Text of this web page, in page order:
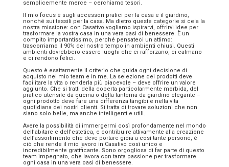
semplicemente merce – cerchiamo tesori.
Il mio focus è sugli accessori pratici per la casa e il giardino,
nonché sui tessili per la casa. Ma dietro queste categorie si cela la
nostra missione: con Casativo vogliamo ispirarvi, offrirvi idee per
trasformare la vostra casa in una vera oasi di benessere. È un
compito importantissimo, perché pensateci un attimo:
trascorriamo il 90% del nostro tempo in ambienti chiusi. Questi
ambienti dovrebbero essere luoghi che ci rafforzano, ci calmano
e ci rendono felici.
Questo è esattamente il criterio che guida ogni decisione di
acquisto nel mio team e in me. La selezione dei prodotti deve
facilitare la vita o renderla più piacevole – deve offrire un valore
aggiunto. Che si tratti della coperta particolarmente morbida, del
pratico utensile da cucina o della lanterna da giardino elegante –
ogni prodotto deve fare una differenza tangibile nella vita
quotidiana dei nostri clienti. Si tratta di trovare soluzioni che non
siano solo belle, ma anche intelligenti e utili.
Avere la possibilità di immergermi così profondamente nel mondo
dell’abitare e dell’estetica, e contribuire attivamente alla creazione
dell’assortimento che deve portare gioia a così tante persone, è
ciò che rende il mio lavoro in Casativo così unico e
incredibilmente gratificante. Sono orgogliosa di far parte di questo
team impegnato, che lavora con tanta passione per trasformare
ogni casa in una vera oasi di benessere.